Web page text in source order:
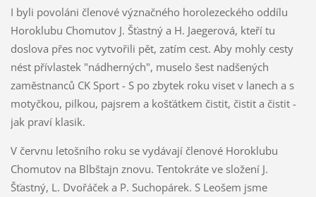
I byli povoláni členové význačného horolezeckého oddílu
Horoklubu Chomutov J. Šťastný a H. Jaegerová, kteří tu
doslova přes noc vytvořili pět, zatím cest. Aby mohly cesty
nést přívlastek "nádherných", muselo šest nadšených
zaměstnanců CK Sport - S po zbytek roku viset v lanech a s
motyčkou, pilkou, pajsrem a košťátkem čistit, čistit a čistit -
jak praví klasik.
V červnu letošního roku se vydávají členové Horoklubu
Chomutov na Blbštajn znovu. Tentokráte ve složení J.
Šťastný, L. Dvořáček a P. Suchopárek. S Leošem jsme